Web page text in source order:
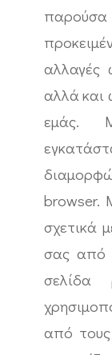
αλλαγές
αλλά και
εμάς.
browser.
σχετικά
σας από
σελίδα
από